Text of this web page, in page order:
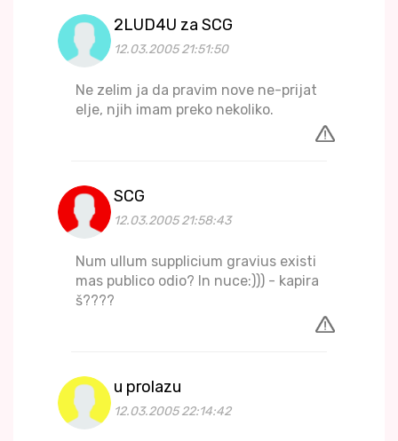
2LUD4U za SCG
12.03.2005 21:51:50
Ne zelim ja da pravim nove ne-prijat
elje, njih imam preko nekoliko.
SCG
12.03.2005 21:58:43
Num ullum supplicium gravius existi
mas publico odio? In nuce:))) - kapira
š????
u prolazu
12.03.2005 22:14:42